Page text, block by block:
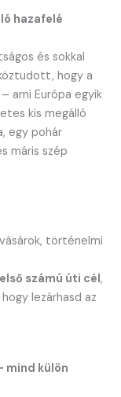
hazafelé
és sokkal
hogy a
– ami Európa egyik
kis megálló
egy pohár
máris szép
történelmi
számú úti cél,
lezárhasd az
mind külön